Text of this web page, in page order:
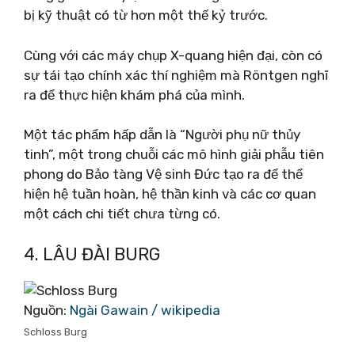
bị kỹ thuật có từ hơn một thế kỷ trước.
Cùng với các máy chụp X-quang hiện đại, còn có
sự tái tạo chính xác thí nghiệm mà Röntgen nghĩ
ra để thực hiện khám phá của mình.
Một tác phẩm hấp dẫn là “Người phụ nữ thủy
tinh”, một trong chuỗi các mô hình giải phẫu tiên
phong do Bảo tàng Vệ sinh Đức tạo ra để thể
hiện hệ tuần hoàn, hệ thần kinh và các cơ quan
một cách chi tiết chưa từng có.
4. LÂU ĐÀI BURG
Nguồn: Ngài Gawain / wikipedia
Schloss Burg